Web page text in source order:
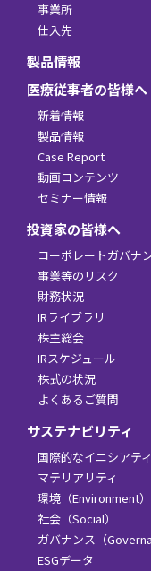
事業所
仕入先
製品情報
医療従事者の皆様へ
新着情報
製品情報
Case Report
動画コンテンツ
セミナー情報
投資家の皆様へ
コーポレートガバナ
事業等のリスク
財務状況
IRライブラリ
株主総会
IRスケジュール
株式の状況
よくあるご質問
サステナビリティ
国際的なイニシアテ
マテリアリティ
環境（Environment）
社会（Social）
ガバナンス（
ESGデータ